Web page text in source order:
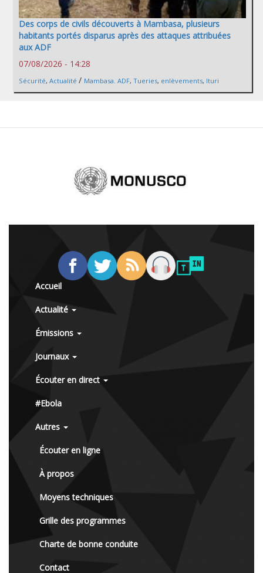
Des corps de civils découverts à Mambasa, plusieurs
habitants portés disparus après des attaques attribuées
aux ADF
07/08/2026 - 14:28
Sécurité, Actualité / Mambasa. ADF, Tueries, enlèvements, Ituri
Accueil
Actualité
Émissions
Journaux
Écouter en direct
#Ebola
Autres
Écouter en ligne
À propos
Moyens techniques
Grille des programmes
Charte de bonne conduite
Contact